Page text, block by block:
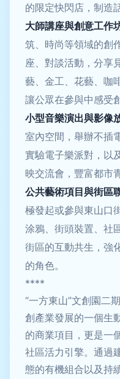
的限定快閃店，制造
大師講座與創意工作
筑、時尚等領域的創
座、對談活動，分享
藝、金工、花藝、咖
讓公眾在參與中感受
小型音樂演出與影像
室內空間，舉辦不插
實驗電子樂派對，以
映交流會，豐富都市
公共藝術項目與街區
極發起或參與東山口
涂鴉、街頭裝置、社
街區的互動共生，強
的角色。
****
“一方東山”文創園二
創產業發展的一個生
的商業項目，更是一
社區活力引擎。通過
態的有機組合以及持